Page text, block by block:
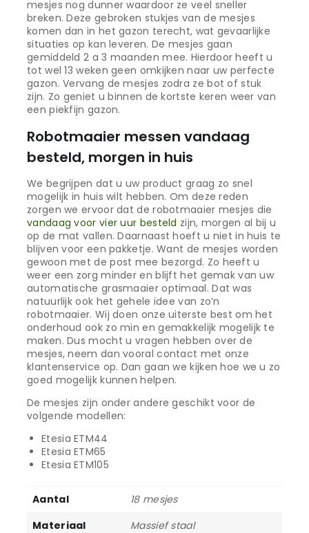
mesjes nog dunner waardoor ze veel sneller
breken. Deze gebroken stukjes van de mesjes
komen dan in het gazon terecht, wat gevaarlijke
situaties op kan leveren. De mesjes gaan
gemiddeld 2 a 3 maanden mee. Hierdoor heeft u
tot wel 13 weken geen omkijken naar uw perfecte
gazon. Vervang de mesjes zodra ze bot of stuk
zijn. Zo geniet u binnen de kortste keren weer van
een piekfijn gazon.
Robotmaaier messen vandaag
besteld, morgen in huis
We begrijpen dat u uw product graag zo snel
mogelijk in huis wilt hebben. Om deze reden
zorgen we ervoor dat de robotmaaier mesjes die
vandaag voor vier uur besteld zijn, morgen al bij u
op de mat vallen. Daarnaast hoeft u niet in huis te
blijven voor een pakketje. Want de mesjes worden
gewoon met de post mee bezorgd. Zo heeft u
weer een zorg minder en blijft het gemak van uw
automatische grasmaaier optimaal. Dat was
natuurlijk ook het gehele idee van zo’n
robotmaaier. Wij doen onze uiterste best om het
onderhoud ook zo min en gemakkelijk mogelijk te
maken. Dus mocht u vragen hebben over de
mesjes, neem dan vooral contact met onze
klantenservice op. Dan gaan we kijken hoe we u zo
goed mogelijk kunnen helpen.
De mesjes zijn onder andere geschikt voor de
volgende modellen:
Etesia ETM44
Etesia ETM65
Etesia ETM105
Aantal
18 mesjes
Materiaal
Massief staal